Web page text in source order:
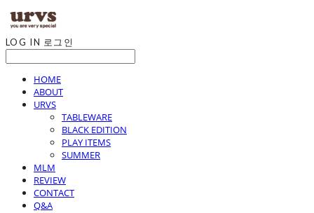
LOG IN 로그인
HOME
ABOUT
URVS
TABLEWARE
BLACK EDITION
PLAY ITEMS
SUMMER
MLM
REVIEW
CONTACT
Q&A